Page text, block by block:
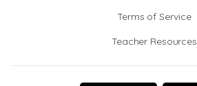
Terms of Service
Teacher Resources